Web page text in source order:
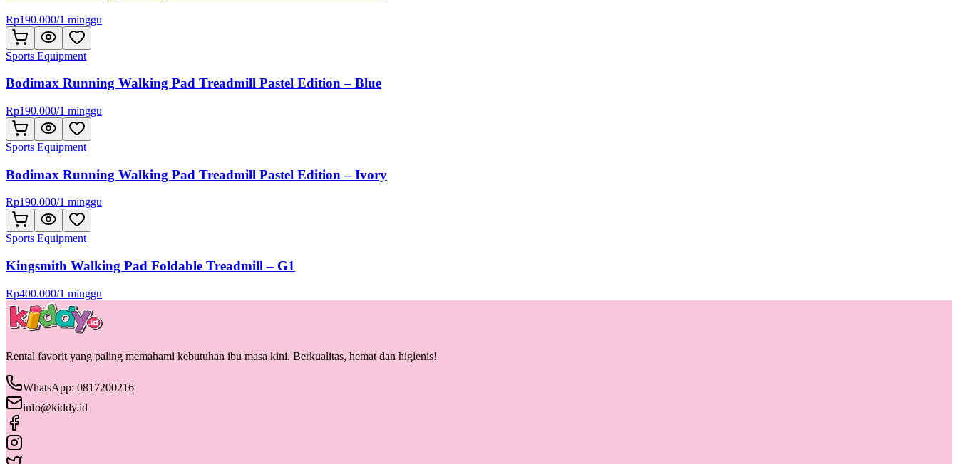
Rp190.000/1 minggu
Sports Equipment
Bodimax Running Walking Pad Treadmill Pastel Edition – Blue
Rp190.000/1 minggu
Sports Equipment
Bodimax Running Walking Pad Treadmill Pastel Edition – Ivory
Rp190.000/1 minggu
Sports Equipment
Kingsmith Walking Pad Foldable Treadmill – G1
Rp400.000/1 minggu
Rental favorit yang paling memahami kebutuhan ibu masa kini. Berkualitas, hemat dan higienis!
WhatsApp: 0817200216
info@kiddy.id